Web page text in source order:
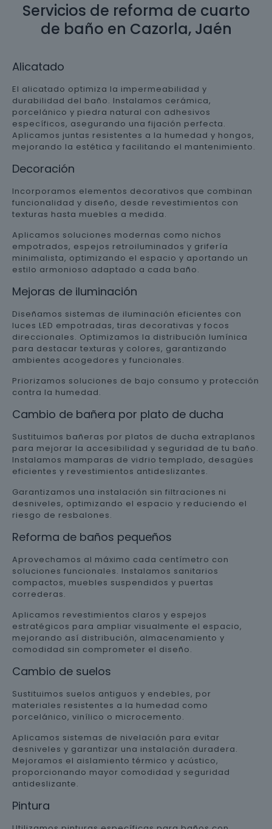
Servicios de reforma de cuarto
de baño en Cazorla, Jaén
Alicatado
El alicatado optimiza la impermeabilidad y
durabilidad del baño. Instalamos cerámica,
porcelánico y piedra natural con adhesivos
específicos, asegurando una fijación perfecta.
Aplicamos juntas resistentes a la humedad y hongos,
mejorando la estética y facilitando el mantenimiento.
Decoración
Incorporamos elementos decorativos que combinan
funcionalidad y diseño, desde revestimientos con
texturas hasta muebles a medida.
Aplicamos soluciones modernas como nichos
empotrados, espejos retroiluminados y grifería
minimalista, optimizando el espacio y aportando un
estilo armonioso adaptado a cada baño.
Mejoras de iluminación
Diseñamos sistemas de iluminación eficientes con
luces LED empotradas, tiras decorativas y focos
direccionales. Optimizamos la distribución lumínica
para destacar texturas y colores, garantizando
ambientes acogedores y funcionales.
Priorizamos soluciones de bajo consumo y protección
contra la humedad.
Cambio de bañera por plato de ducha
Sustituimos bañeras por platos de ducha extraplanos
para mejorar la accesibilidad y seguridad de tu baño.
Instalamos mamparas de vidrio templado, desagües
eficientes y revestimientos antideslizantes.
Garantizamos una instalación sin filtraciones ni
desniveles, optimizando el espacio y reduciendo el
riesgo de resbalones.
Reforma de baños pequeños
Aprovechamos al máximo cada centímetro con
soluciones funcionales. Instalamos sanitarios
compactos, muebles suspendidos y puertas
correderas.
Aplicamos revestimientos claros y espejos
estratégicos para ampliar visualmente el espacio,
mejorando así distribución, almacenamiento y
comodidad sin comprometer el diseño.
Cambio de suelos
Sustituimos suelos antiguos y endebles, por
materiales resistentes a la humedad como
porcelánico, vinílico o microcemento.
Aplicamos sistemas de nivelación para evitar
desniveles y garantizar una instalación duradera.
Mejoramos el aislamiento térmico y acústico,
proporcionando mayor comodidad y seguridad
antideslizante.
Pintura